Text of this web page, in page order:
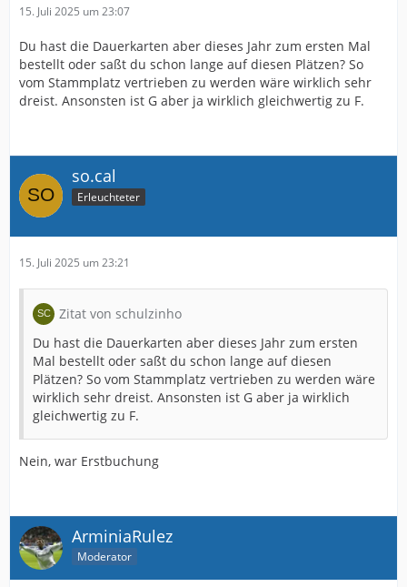
15. Juli 2025 um 23:07
Du hast die Dauerkarten aber dieses Jahr zum ersten Mal
bestellt oder saßt du schon lange auf diesen Plätzen? So
vom Stammplatz vertrieben zu werden wäre wirklich sehr
dreist. Ansonsten ist G aber ja wirklich gleichwertig zu F.
so.cal
Erleuchteter
15. Juli 2025 um 23:21
Zitat von schulzinho
Du hast die Dauerkarten aber dieses Jahr zum ersten
Mal bestellt oder saßt du schon lange auf diesen
Plätzen? So vom Stammplatz vertrieben zu werden wäre
wirklich sehr dreist. Ansonsten ist G aber ja wirklich
gleichwertig zu F.
Nein, war Erstbuchung
ArminiaRulez
Moderator